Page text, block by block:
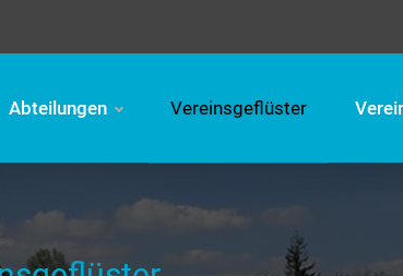
Abteilungen Vereinsgeflüster